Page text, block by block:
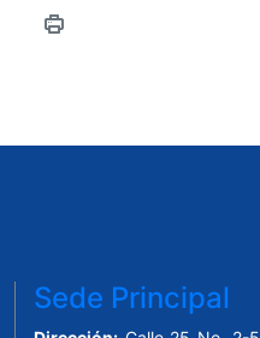
Sede Principal